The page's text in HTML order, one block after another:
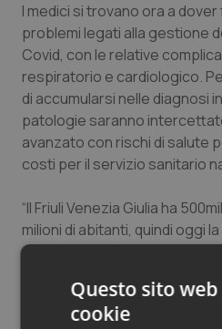
Tiroide
Tumore al seno
Tumore ovarico
Tumori del Polmone &
Tumori
Vaccini
I medici si trovano ora a
problemi legati alla gestione
Covid, con le relative
respiratorio e cardiologico.
di accumularsi nelle diagnosi
patologie saranno
avanzato con rischi di salute
costi per il servizio sanitario
“Il Friuli Venezia Giulia ha
milioni di abitanti, quindi oggi
dell'esperienza maturata
domicilio e l'ospedale. Le
focalizzano l'attenzione sulla
Questo sito
cookie